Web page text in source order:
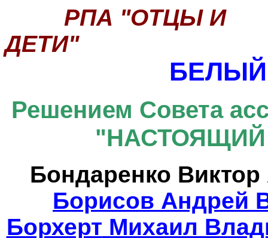
РПА "ОТЦЫ И
ДЕТИ"
Решением Совета
"НАСТОЯЩИЙ
Бондаренко
Борисов Андрей
Борхерт Михаил